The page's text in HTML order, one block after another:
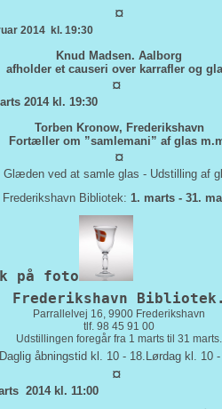
¤
2014 kl. 19:30
Knud Madsen. Aalborg
afholder et causeri over karrafler og
¤
2014 kl. 19:30
Torben Kronow, Frederikshavn
Fortæller om ”samlemani” af glas
¤
Glæden ved at samle glas - Udstilling af
Frederikshavn Bibliotek: 1. marts - 31.
foto
Frederikshavn Bibliotek.
Parrallelvej 16, 9900 Frederikshavn
tlf. 98 45 91 00
Udstillingen foregår fra 1 marts til 31 marts.
Daglig åbningstid kl. 10 - 18.Lørdag kl. 10
¤
2014 kl. 11:00